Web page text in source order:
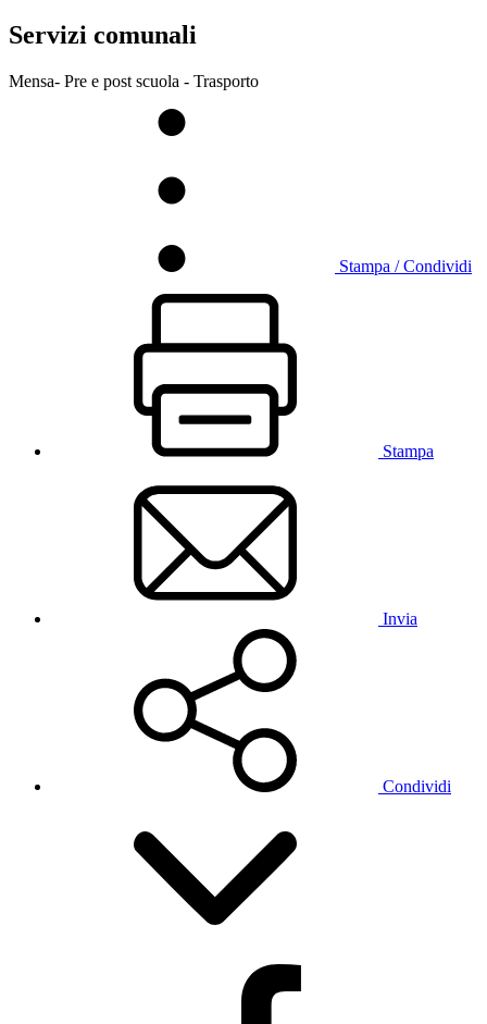
Servizi comunali
Mensa- Pre e post scuola - Trasporto
Stampa / Condividi
Stampa
Invia
Condividi